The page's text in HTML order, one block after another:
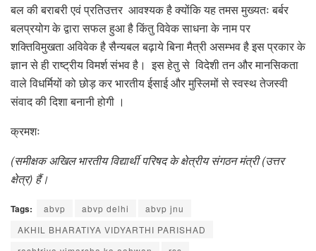
बल की बराबरी एवं प्रतिउत्तर आवश्यक है क्योंकि यह तमस मुख्यतः बर्बर
बलप्रयोग के द्वारा सफल हुआ है किंतु विवेक साधना के नाम पर
शक्तिविमुखता अविवेक है सैन्यबल बढ़ाये बिना मैत्री असम्भव है इस प्रकार के
ज्ञान से ही राष्ट्रीय विमर्श संभव है। इस हेतु से विदेशी तन और मानसिकता
वाले विधर्मियों को छोड़ कर भारतीय ईसाई और मुस्लिमों से स्वस्थ तेजस्वी
संवाद की दिशा बनानी होगी ।
क्रमशः
(समीक्षक अखिल भारतीय विद्यार्थी परिषद के क्षेत्रीय संगठन मंत्री (उत्तर
क्षेत्र) हैं।
Tags: abvp abvp delhi
abvp jnu
AKHIL BHARATIYA VIDYARTHI PARISHAD